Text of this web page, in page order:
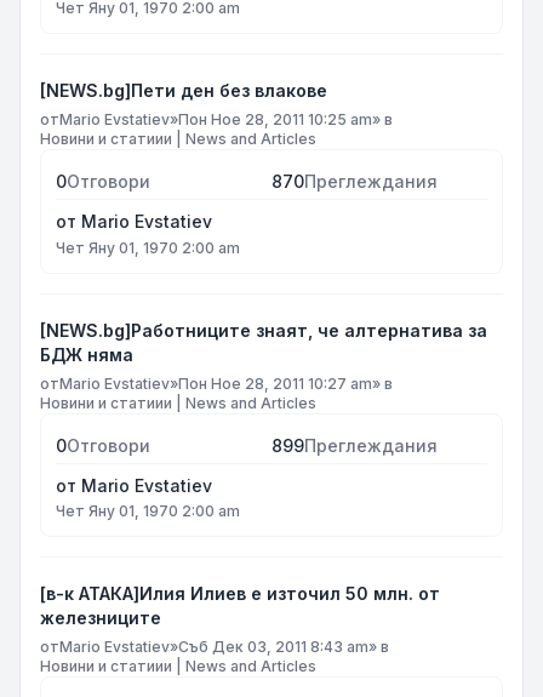
Чет Яну 01, 1970 2:00 am
[NEWS.bg]Пети ден без влакове
отMario Evstatiev»Пон Ное 28, 2011 10:25 am» в
Новини и статиии | News and Articles
0Отговори 870Преглеждания
от Mario Evstatiev
Чет Яну 01, 1970 2:00 am
[NEWS.bg]Работниците знаят, че алтернатива за
БДЖ няма
отMario Evstatiev»Пон Ное 28, 2011 10:27 am» в
Новини и статиии | News and Articles
0Отговори 899Преглеждания
от Mario Evstatiev
Чет Яну 01, 1970 2:00 am
[в-к АТАКА]Илия Илиев е източил 50 млн. от
железниците
отMario Evstatiev»Съб Дек 03, 2011 8:43 am» в
Новини и статиии | News and Articles